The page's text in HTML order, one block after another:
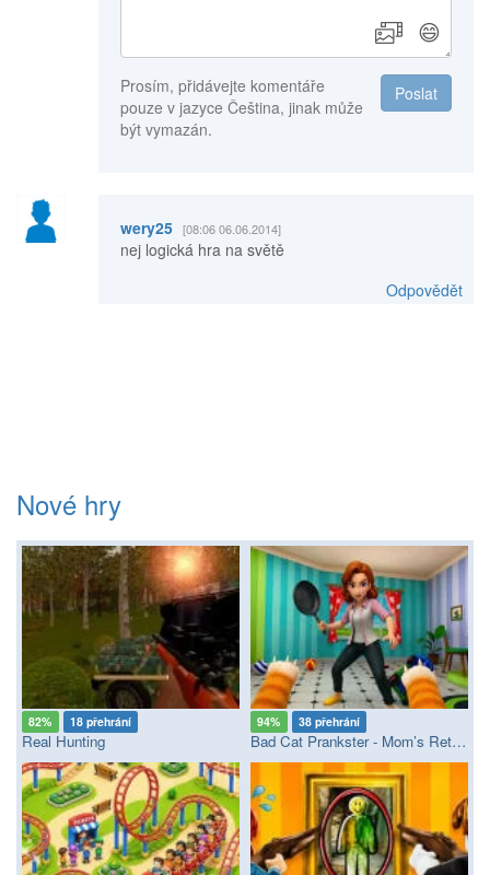
😄
Poslat
Prosím, přidávejte komentáře
pouze v jazyce Čeština, jinak může
být vymazán.
wery25 [08:06 06.06.2014]
nej logická hra na světě
Odpovědět
Nové hry
82% 18 přehrání
Real Hunting
94% 38 přehrání
Bad Cat Prankster - Mom’s Return